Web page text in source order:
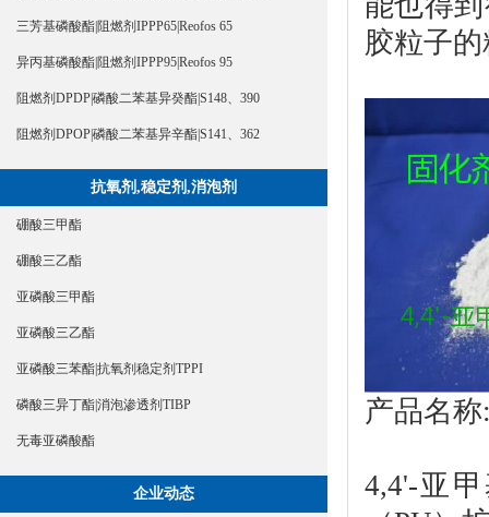
三芳基磷酸酯|阻燃剂IPPP65|Reofos 65
异丙基磷酸酯|阻燃剂IPPP95|Reofos 95
阻燃剂DPDP|磷酸二苯基异癸酯|S148、390
阻燃剂DPOP|磷酸二苯基异辛酯|S141、362
抗氧剂,稳定剂,消泡剂
硼酸三甲酯
硼酸三乙酯
亚磷酸三甲酯
亚磷酸三乙酯
亚磷酸三苯酯|抗氧剂稳定剂TPPI
磷酸三异丁酯|消泡渗透剂TIBP
无毒亚磷酸酯
企业动态
胶粒子
产品名称
4,4'-亚